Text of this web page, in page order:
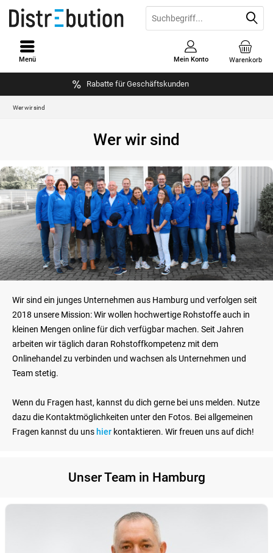
Rabatte für Geschäftskunden
Warenkorb
Mein Konto
Menü
Wer wir sind
Wer wir sind
Wir sind ein junges Unternehmen aus Hamburg und verfolgen seit
2018 unsere Mission: Wir wollen hochwertige Rohstoffe auch in
kleinen Mengen online für dich verfügbar machen. Seit Jahren
arbeiten wir täglich daran Rohstoffkompetenz mit dem
Onlinehandel zu verbinden und wachsen als Unternehmen und
Team stetig.
Wenn du Fragen hast, kannst du dich gerne bei uns melden. Nutze
dazu die Kontaktmöglichkeiten unter den Fotos. Bei allgemeinen
Fragen kannst du uns hier kontaktieren. Wir freuen uns auf dich!
Unser Team in Hamburg